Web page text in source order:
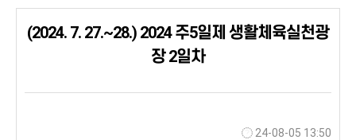
(2024. 7. 27.~28.) 2024 주5일제 생활체육실천광
장 2일차
24-08-05 13:50